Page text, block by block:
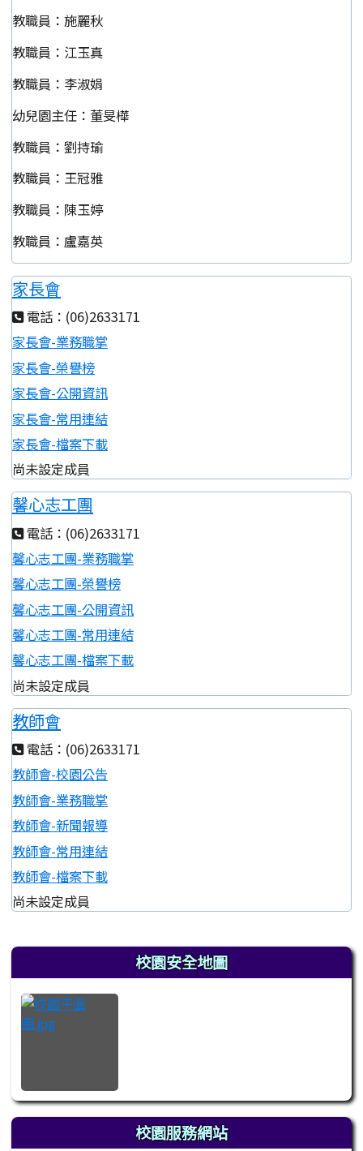
教職員：施麗秋
教職員：江玉真
教職員：李淑娟
幼兒園主任：董旻樺
教職員：劉持瑜
教職員：王冠雅
教職員：陳玉婷
教職員：盧嘉英
家長會
電話：(06)2633171
家長會-業務職掌
家長會-榮譽榜
家長會-公開資訊
家長會-常用連結
家長會-檔案下載
尚未設定成員
馨心志工團
電話：(06)2633171
馨心志工團-業務職掌
馨心志工團-榮譽榜
馨心志工團-公開資訊
馨心志工團-常用連結
馨心志工團-檔案下載
尚未設定成員
教師會
電話：(06)2633171
教師會-校園公告
教師會-業務職掌
教師會-新聞報導
教師會-常用連結
教師會-檔案下載
尚未設定成員
左邊區域內容 校園安全地圖
校園服務網站